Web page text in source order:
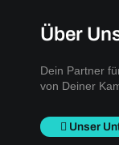
Über
Dein Partner
von Deiner
Unser